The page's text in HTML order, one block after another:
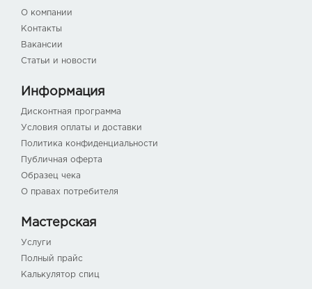
О компании
Контакты
Вакансии
Статьи и новости
Информация
Дисконтная программа
Условия оплаты и доставки
Политика конфиденциальности
Публичная оферта
Образец чека
О правах потребителя
Мастерская
Услуги
Полный прайс
Калькулятор спиц